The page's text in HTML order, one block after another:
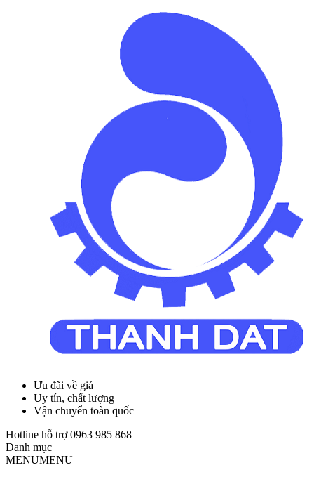
Ưu đãi về giá
Uy tín, chất lượng
Vận chuyển toàn quốc
Hotline hỗ trợ 0963 985 868
Danh mục
MENUMENU